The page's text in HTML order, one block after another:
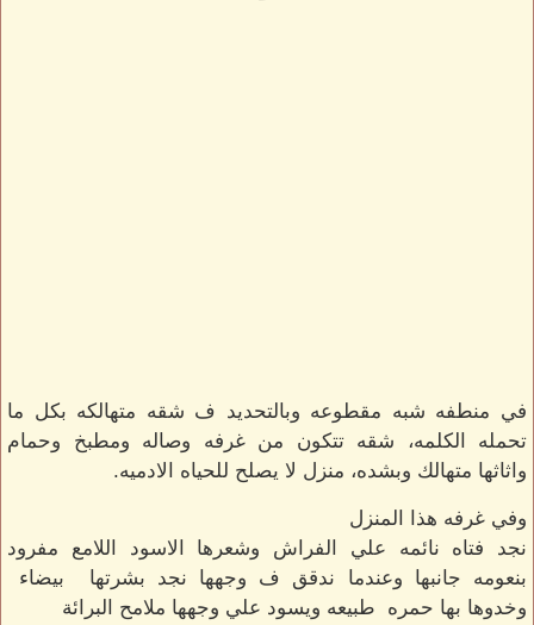
في منطفه شبه مقطوعه وبالتحديد ف شقه متهالكه بكل ما
تحمله الكلمه، شقه تتكون من غرفه وصاله ومطبخ وحمام
واثاثها متهالك وبشده، منزل لا يصلح للحياه الادميه.
وفي غرفه هذا المنزل
نجد فتاه نائمه علي الفراش وشعرها الاسود اللامع مفرود
بنعومه جانبها وعندما ندقق ف وجهها نجد بشرتها بيضاء
وخدوها بها حمره طبيعه ويسود علي وجهها ملامح البرائة